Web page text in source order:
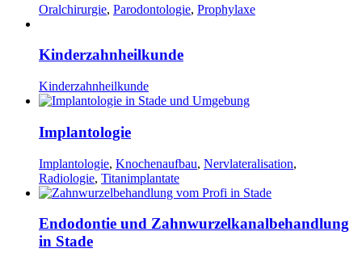
Oralchirurgie, Parodontologie, Prophylaxe
Kinderzahnheilkunde
Kinderzahnheilkunde
Implantologie
Implantologie, Knochenaufbau, Nervlateralisation,
Radiologie, Titanimplantate
Endodontie und Zahnwurzelkanalbehandlung
in Stade